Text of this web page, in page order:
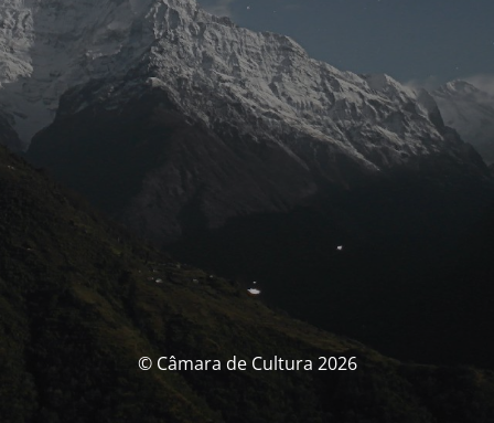
© Câmara de Cultura 2026